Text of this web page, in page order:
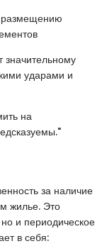
значительному
ударами и
на
за наличие
жилье. Это
и периодическое
в себя: